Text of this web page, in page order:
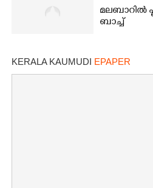
മലബാറിൽ
ബാച്ച്
KERALA KAUMUDI EPAPER